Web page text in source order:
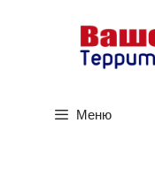
содержимому
Меню